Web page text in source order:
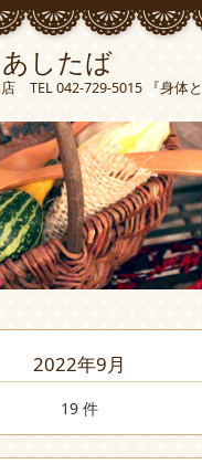
したば
TEL 042-729-5015 『身体と
2022年9月
19 件